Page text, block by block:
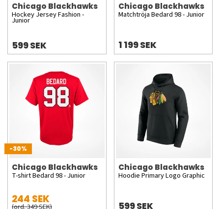
Chicago Blackhawks
Hockey Jersey Fashion -
Junior
599 SEK
Chicago Blackhawks
Matchtröja Bedard 98 - Junior
1 199 SEK
-30%
Chicago Blackhawks
T-shirt Bedard 98 - Junior
244 SEK
(ord. 349 SEK)
Chicago Blackhawks
Hoodie Primary Logo Graphic
599 SEK